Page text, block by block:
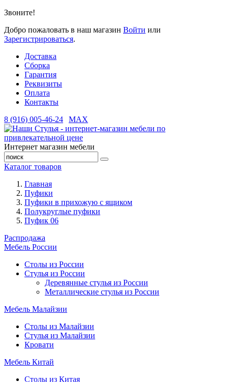
Звоните!
Добро пожаловать в наш магазин Войти или
Зарегистрироваться.
Доставка
Сборка
Гарантия
Реквизиты
Оплата
Контакты
8 (916) 005-46-24
MAX
Интернет магазин мебели
Каталог товаров
Главная
Пуфики
Пуфики в прихожую с ящиком
Полукруглые пуфики
Пуфик 06
Распродажа
Мебель России
Столы из России
Стулья из России
Деревянные стулья из России
Металлические стулья из России
Мебель Малайзии
Столы из Малайзии
Стулья из Малайзии
Кровати
Мебель Китай
Столы из Китая